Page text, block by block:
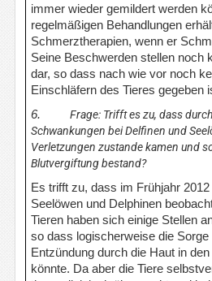
immer wieder gemildert werden
regelmäßigen Behandlungen
Schmerztherapien, wenn er
Seine Beschwerden stellen noch
dar, so dass nach wie vor noch
Einschläfern des Tieres gegeben
6. Frage: Trifft es zu, dass
Schwankungen bei Delfinen und
Verletzungen zustande kamen und
Blutvergiftung bestand?
Es trifft zu, dass im Frühjahr
Seelöwen und Delphinen
Tieren haben sich einige Stellen
so dass logischerweise die
Entzündung durch die Haut in
könnte. Da aber die Tiere